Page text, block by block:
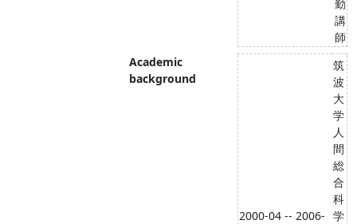
勤
講
師
Academic
background
2000-04 -- 2006-
筑
波
大
学
人
間
総
合
科
学